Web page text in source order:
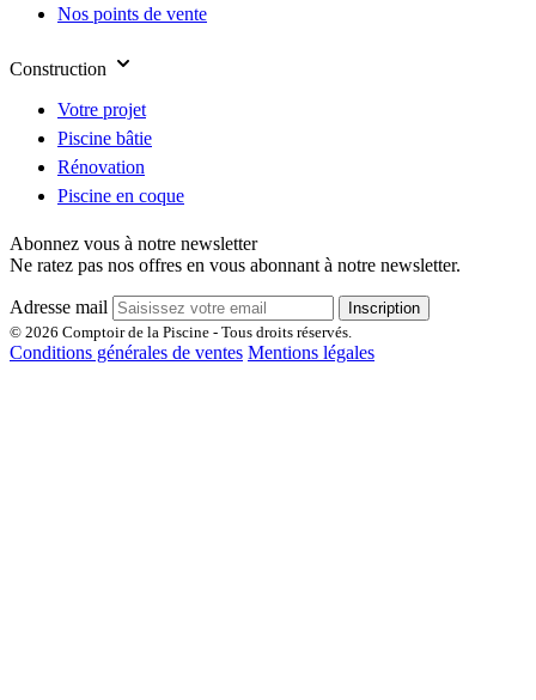
Nos points de vente
Construction
Votre projet
Piscine bâtie
Rénovation
Piscine en coque
Abonnez vous à notre newsletter
Ne ratez pas nos offres en vous abonnant à notre newsletter.
Adresse mail
Inscription
© 2026 Comptoir de la Piscine - Tous droits réservés.
Conditions générales de ventes Mentions légales